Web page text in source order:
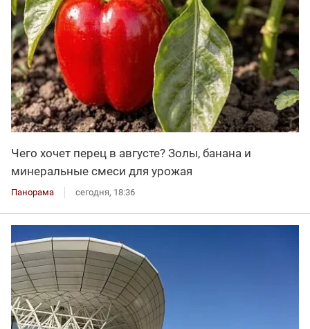
Чего хочет перец в августе? Золы, банана и
минеральные смеси для урожая
Панорама сегодня, 18:36